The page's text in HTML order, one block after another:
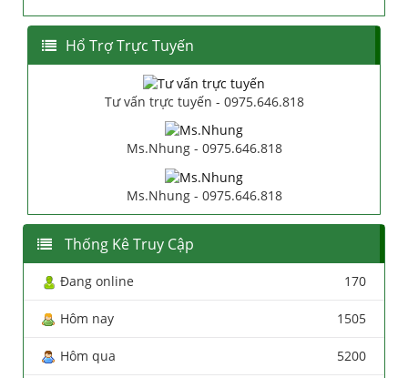
Hổ Trợ Trực Tuyến
Tư vấn trực tuyến - 0975.646.818
Ms.Nhung - 0975.646.818
Ms.Nhung - 0975.646.818
Thống Kê Truy Cập
Đang online 170
Hôm nay 1505
Hôm qua 5200